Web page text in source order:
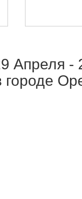
Апреля